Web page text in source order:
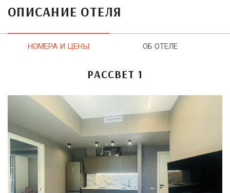
ОПИСАНИЕ ОТЕЛЯ
НОМЕРА И ЦЕНЫ ОБ ОТЕЛЕ
РАССВЕТ 1